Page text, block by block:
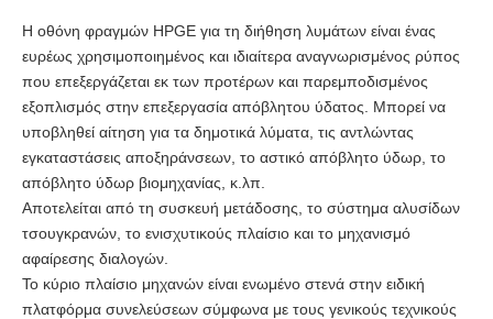
Η οθόνη φραγμών HPGE για τη διήθηση λυμάτων είναι ένας
ευρέως χρησιμοποιημένος και ιδιαίτερα αναγνωρισμένος ρύπος
που επεξεργάζεται εκ των προτέρων και παρεμποδισμένος
εξοπλισμός στην επεξεργασία απόβλητου ύδατος. Μπορεί να
υποβληθεί αίτηση για τα δημοτικά λύματα, τις αντλώντας
εγκαταστάσεις αποξηράνσεων, το αστικό απόβλητο ύδωρ, το
απόβλητο ύδωρ βιομηχανίας, κ.λπ.
Αποτελείται από τη συσκευή μετάδοσης, το σύστημα αλυσίδων
τσουγκρανών, το ενισχυτικούς πλαίσιο και το μηχανισμό
αφαίρεσης διαλογών.
Το κύριο πλαίσιο μηχανών είναι ενωμένο στενά στην ειδική
πλατφόρμα συνελεύσεων σύμφωνα με τους γενικούς τεχνικούς